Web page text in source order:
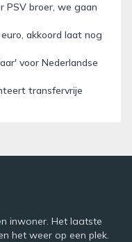
PSV broer, we gaan
akkoord laat nog
voor Nederlandse
transfervrije
inwoner. Het laatste
het weer op een plek.